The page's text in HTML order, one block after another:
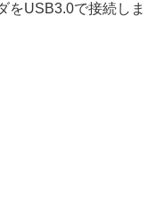
をUSB3.0で接続しま